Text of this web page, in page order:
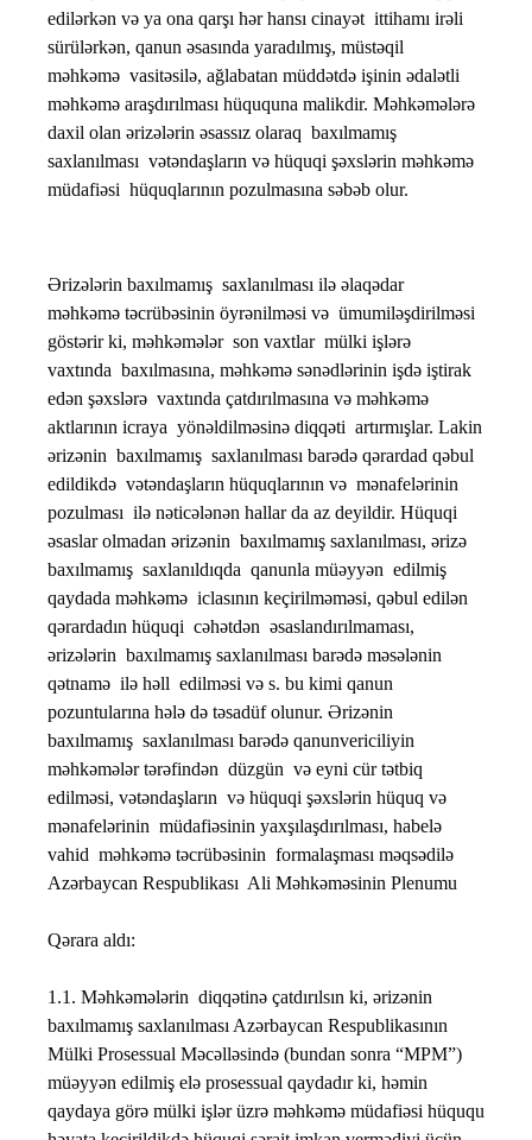
edilərkən və ya ona qarşı hər hansı cinayət ittihamı irəli
sürülərkən, qanun əsasında yaradılmış, müstəqil
məhkəmə vasitəsilə, ağlabatan müddətdə işinin ədalətli
məhkəmə araşdırılması hüququna malikdir. Məhkəmələrə
daxil olan ərizələrin əsassız olaraq baxılmamış
saxlanılması vətəndaşların və hüquqi şəxslərin məhkəmə
müdafiəsi hüquqlarının pozulmasına səbəb olur.
Ərizələrin baxılmamış saxlanılması ilə əlaqədar
məhkəmə təcrübəsinin öyrənilməsi və ümumiləşdirilməsi
göstərir ki, məhkəmələr son vaxtlar mülki işlərə
vaxtında baxılmasına, məhkəmə sənədlərinin işdə iştirak
edən şəxslərə vaxtında çatdırılmasına və məhkəmə
aktlarının icraya yönəldilməsinə diqqəti artırmışlar. Lakin
ərizənin baxılmamış saxlanılması barədə qərardad qəbul
edildikdə vətəndaşların hüquqlarının və mənafelərinin
pozulması ilə nəticələnən hallar da az deyildir. Hüquqi
əsaslar olmadan ərizənin baxılmamış saxlanılması, ərizə
baxılmamış saxlanıldıqda qanunla müəyyən edilmiş
qaydada məhkəmə iclasının keçirilməməsi, qəbul edilən
qərardadın hüquqi cəhətdən əsaslandırılmaması,
ərizələrin baxılmamış saxlanılması barədə məsələnin
qətnamə ilə həll edilməsi və s. bu kimi qanun
pozuntularına hələ də təsadüf olunur. Ərizənin
baxılmamış saxlanılması barədə qanunvericiliyin
məhkəmələr tərəfindən düzgün və eyni cür tətbiq
edilməsi, vətəndaşların və hüquqi şəxslərin hüquq və
mənafelərinin müdafiəsinin yaxşılaşdırılması, habelə
vahid məhkəmə təcrübəsinin formalaşması məqsədilə
Azərbaycan Respublikası Ali Məhkəməsinin Plenumu
Qərara aldı:
1.1. Məhkəmələrin diqqətinə çatdırılsın ki, ərizənin
baxılmamış saxlanılması Azərbaycan Respublikasının
Mülki Prosessual Məcəlləsində (bundan sonra “MPM”)
müəyyən edilmiş elə prosessual qaydadır ki, həmin
qaydaya görə mülki işlər üzrə məhkəmə müdafiəsi hüququ